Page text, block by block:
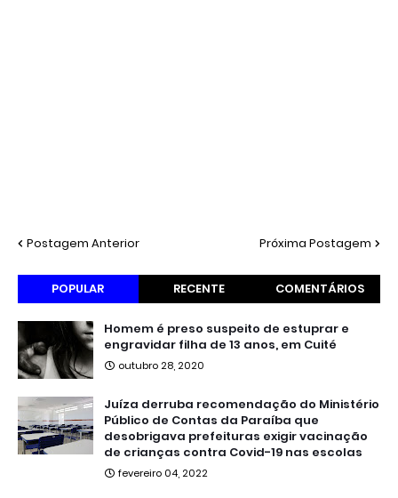
Postagem Anterior Próxima Postagem
POPULAR RECENTE COMENTÁRIOS
Homem é preso suspeito de estuprar e
engravidar filha de 13 anos, em Cuité
outubro 28, 2020
Juíza derruba recomendação do Ministério
Público de Contas da Paraíba que
desobrigava prefeituras exigir vacinação
de crianças contra Covid-19 nas escolas
fevereiro 04, 2022